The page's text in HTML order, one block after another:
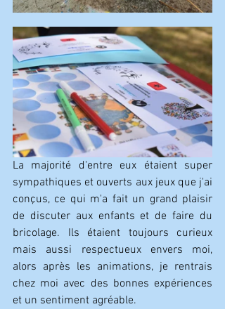
La majorité d'entre eux étaient super
sympathiques et ouverts aux jeux que j'ai
conçus, ce qui m'a fait un grand plaisir
de discuter aux enfants et de faire du
bricolage. Ils étaient toujours curieux
mais aussi respectueux envers moi,
alors après les animations, je rentrais
chez moi avec des bonnes expériences
et un sentiment agréable.